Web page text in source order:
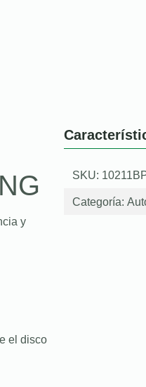
y
el disco
SKU:
Categoría: